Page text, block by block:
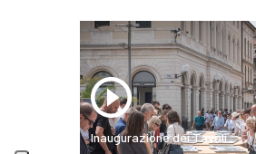
Inaugurazione dei Tavoli